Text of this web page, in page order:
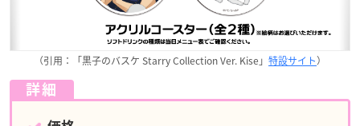
（引用：「黒子のバスケ Starry Collection Ver. Kise」 特設サイト）
詳細